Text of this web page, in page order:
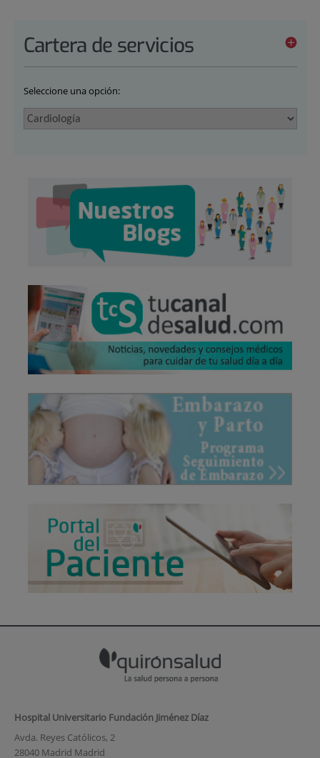
Cartera de servicios
Seleccione una opción:
Hospital Universitario Fundación Jiménez Díaz
Avda. Reyes Católicos, 2
28040 Madrid Madrid